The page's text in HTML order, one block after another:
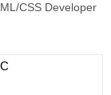
CSS Developer